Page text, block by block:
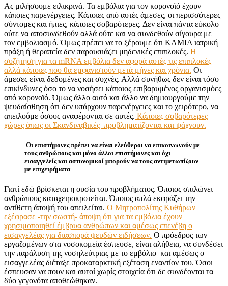
Ας μιλήσουμε ειλικρινά. Τα εμβόλια για τον κορονοϊό έχουν
κάποιες παρενέργειες. Κάποιες από αυτές άμεσες, οι περισσότερες
σύντομες και ήπιες, κάποιες σοβαρότερες. Δεν είναι πάντα εύκολο
ούτε να αποσυνδεθούν αλλά ούτε και να συνδεθούν σίγουρα με
τον εμβολιασμό. Όμως πρέπει να το ξέρουμε ότι ΚΑΜΙΑ ιατρική
πράξη ή θεραπεία δεν παρουσιάζει μηδενικές επιπλοκές. Η
συζήτηση για τα mRNA εμβόλια δεν αφορά αυτές τις επιπλοκές
αλλά κάποιες που θα εμφανιστούν μετά μήνες και χρόνια. Οι
άμεσες είναι δεδομένες και συχνές. Αλλά συνήθως δεν είναι τόσο
επικίνδυνες όσο το να νοσήσει κάποιος επιβαρυμένος οργανισμόες
από κορονοϊό. Όμως άλλο αυτό και άλλο να δημιουργούμε την
ψευδαίσθηση ότι δεν υπάρχουν παρενέργειες και το χειρότερο, να
απειλούμε όσους αναφέρονται σε αυτές. Κάποιες σοβαρότερες
χώρες όπως οι Σκανδιναβικές προβληματίζονται και ψάχνουν.
Οι επιστήμονες πρέπει να είναι ελεύθεροι να επικοινωνούν με
τους ανθρώπους και μόνο άλλοι επιστήμονες και όχι
εισαγγελείς και αστυνομικοί μπορούν να τους αντιμετωπίζουν
με επιχειρήματα
Γιατί εδώ βρίσκεται η ουσία του προβλήματος. Όποιος σπιλώνει
ανθρώπους καταχειροκροτείται. Όποιος απλά εκφράζει την
αντίθετη άποψή του απειλείται. Ο Μητροπολίτης Κυθήρων
εξέφρασε -την σωστή- άποψη ότι για τα εμβόλια έχουν
χρησιμοποιηθεί έμβρυα ανθρώπων και αμέσως επενέβη ο
εισαγγελέας για διασπορά ψευδών ειδήσεων. Ο πρόεδρος των
εργαζομένων στα νοσοκομεία έσπευσε, είναι αλήθεια, να συνδέσει
την παράλυση της νοσηλεύτριας με το εμβόλιο και αμέσως ο
εισαγγελέας διέταξε προκαταρκτική εξέταση εναντίον του. Όσοι
έσπευσαν να πουν και αυτοί χωρίς στοιχεία ότι δε συνδέονται τα
δύο γεγονότα αποθεώθηκαν.